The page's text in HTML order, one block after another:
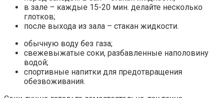
в зале – каждые 15-20 мин. делайте несколько
глотков;
после выхода из зала – стакан жидкости.
обычную воду без газа;
свежевыжатые соки, разбавленные наполовину
водой;
спортивные напитки для предотвращения
обезвоживания.